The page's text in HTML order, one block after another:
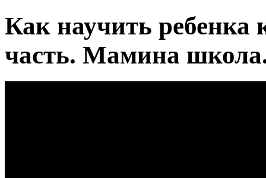
Как научить ребенка
часть. Мамина